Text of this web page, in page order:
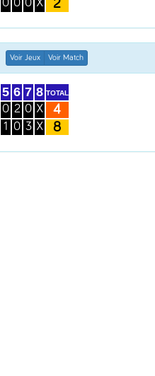
0 0 0 X
2
Voir Jeux Voir Match
5
0
1
6
2
0
7
0
3
8
X
X
TOTAL
4
8